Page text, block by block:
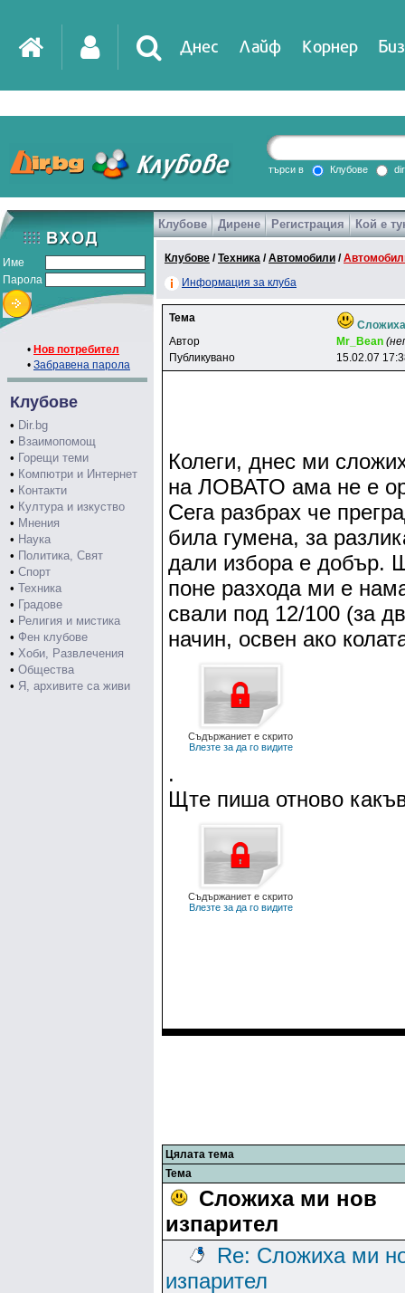
Днес Лайф Корнер
DirTV Impressio
Games
търси в Клубове
Име
Парола
• Нов потребител
• Забравена парола
Клубове
• Dir.bg
• Взаимопомощ
• Горещи теми
• Компютри и Интернет
• Контакти
• Култура и изкуство
• Мнения
• Наука
• Политика, Свят
• Спорт
• Техника
• Градове
• Религия и мистика
• Фен клубове
• Хоби, Развлечения
• Общества
• Я, архивите са живи
Клубове Дирене Регистрация Кой е
Клубове /Техника /Автомобили /
Информация за клуба
Тема
Автор
Mr_Bean
Публикувано
15.02.07
Колеги, днес ми
на ЛОВАТО ама не е
Сега разбрах че
била гумена, за
дали избора е добър.
поне разхода ми е
свали под 12/100 (за
начин, освен ако
Съдържаниет е скрито
Влезте за да го видите
.
Щте пиша отново
Съдържаниет е скрито
Влезте за да го видите
Цялата тема
Тема
Сложиха ми нов
изпарител
Re: Сложиха ми
изпарител